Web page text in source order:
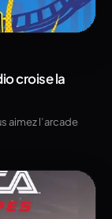
croise la
aimez l’arcade